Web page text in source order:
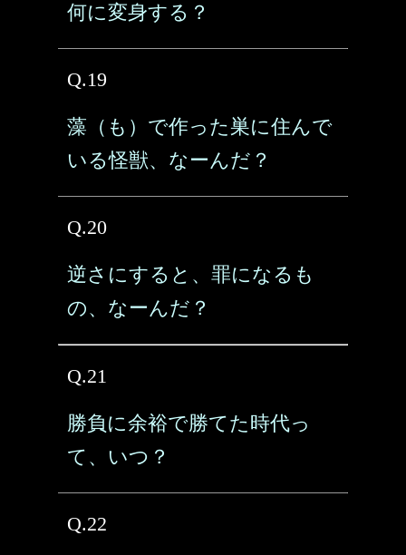
何に変身する？
Q.19
藻（も）で作った巣に住んで
いる怪獣、なーんだ？
Q.20
逆さにすると、罪になるも
の、なーんだ？
Q.21
勝負に余裕で勝てた時代っ
て、いつ？
Q.22